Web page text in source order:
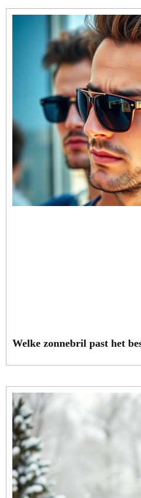
Welke zonnebril past het